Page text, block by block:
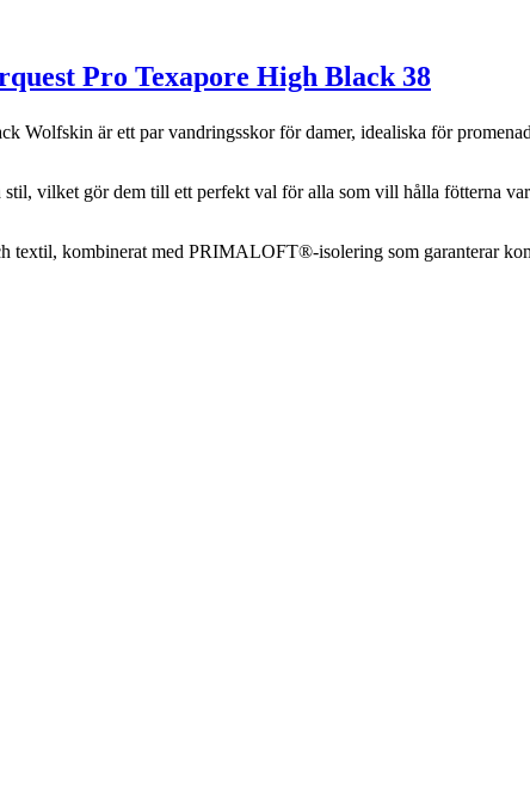
Pro Texapore High Black 38
Wolfskin är ett par vandringsskor för damer, idealiska för
stil, vilket gör dem till ett perfekt val för alla som vill hålla fötterna
textil, kombinerat med PRIMALOFT®-isolering som garanterar